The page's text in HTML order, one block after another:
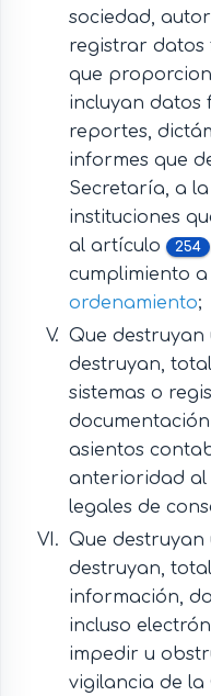
sociedad,
registrar datos
que
incluyan datos
reportes,
informes que
Secretaría, a
instituciones
al artículo
254
cumplimiento
ordenamiento;
Que destruyan
destruyan,
sistemas o
asientos
anterioridad al
legales de
Que destruyan
destruyan,
información,
incluso
impedir u
vigilancia de la